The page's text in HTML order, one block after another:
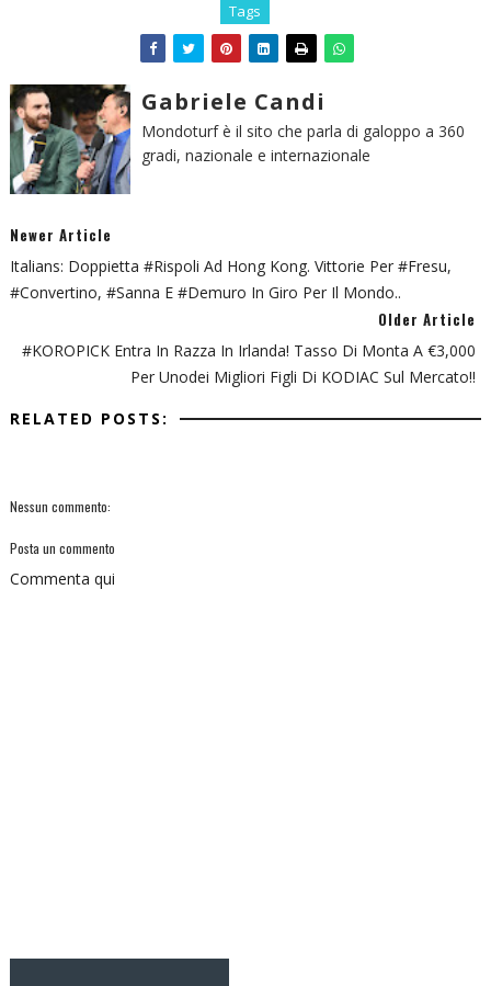
Tags
Gabriele Candi
Mondoturf è il sito che parla di galoppo a 360
gradi, nazionale e internazionale
Newer Article
Italians: Doppietta #Rispoli Ad Hong Kong. Vittorie Per #Fresu,
#Convertino, #Sanna E #Demuro In Giro Per Il Mondo..
Older Article
#KOROPICK Entra In Razza In Irlanda! Tasso Di Monta A €3,000
Per Unodei Migliori Figli Di KODIAC Sul Mercato!!
RELATED POSTS:
Nessun commento:
Posta un commento
Commenta qui